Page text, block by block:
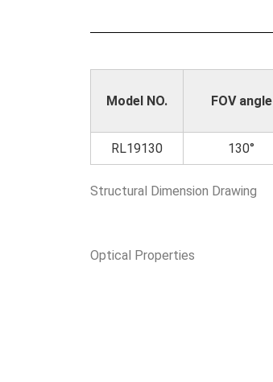
Model NO. FOV angle
RL19130 130°
Structural Dimension Drawing
Optical Properties